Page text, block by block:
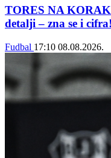
TORES NA
detalji – zna se i cifra!
Fudbal 17:10 08.08.2026.